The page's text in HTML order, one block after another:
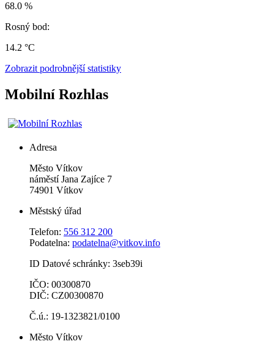
68.0 %
Rosný bod:
14.2 °C
Zobrazit podrobnější statistiky
Mobilní Rozhlas
Adresa
Město Vítkov
náměstí Jana Zajíce 7
74901 Vítkov
Městský úřad
Telefon: 556 312 200
Podatelna: podatelna@vitkov.info
ID Datové schránky: 3seb39i
IČO: 00300870
DIČ: CZ00300870
Č.ú.: 19-1323821/0100
Město Vítkov